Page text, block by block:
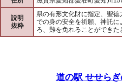
説明
抜粋
県の有形文化財に指定、聖
での身の安全を祈願、神託に
ろ、難を免れることができた
道の駅 せせら